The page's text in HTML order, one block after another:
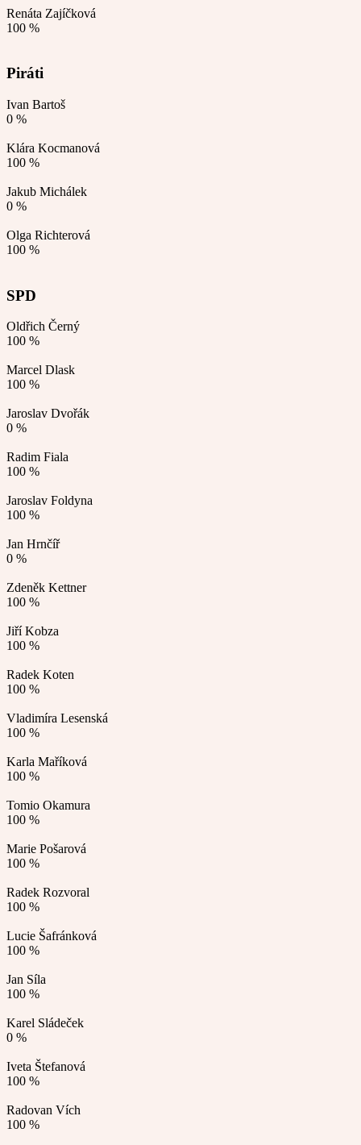
Renáta Zajíčková
100 %
Piráti
Ivan Bartoš
0 %
Klára Kocmanová
100 %
Jakub Michálek
0 %
Olga Richterová
100 %
SPD
Oldřich Černý
100 %
Marcel Dlask
100 %
Jaroslav Dvořák
0 %
Radim Fiala
100 %
Jaroslav Foldyna
100 %
Jan Hrnčíř
0 %
Zdeněk Kettner
100 %
Jiří Kobza
100 %
Radek Koten
100 %
Vladimíra Lesenská
100 %
Karla Maříková
100 %
Tomio Okamura
100 %
Marie Pošarová
100 %
Radek Rozvoral
100 %
Lucie Šafránková
100 %
Jan Síla
100 %
Karel Sládeček
0 %
Iveta Štefanová
100 %
Radovan Vích
100 %